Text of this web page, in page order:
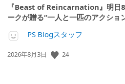
『Beast of Reincarnation』明日
ークが贈る“一人と一匹のアクショ
PS Blogスタッフ
公
2026年8月3日 24